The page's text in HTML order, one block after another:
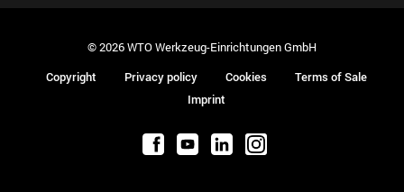
© 2026 WTO Werkzeug-Einrichtungen GmbH
Copyright Privacy policy Cookies
Terms of Sale
Imprint